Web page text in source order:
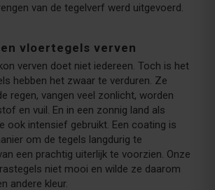
van de tegelverf werd uitgevoerd.
vloertegels verven
verven doet niet iedereen. Toch is het
hebben het zwaar te verduren. Ze
regen, vangen veel zonlicht, worden
en vuil. En in een zonnig land als
ook intensief gebruikt. Een coating is
om de tegels langdurig te
een prachtig uiterlijk te voorzien. Onze
niet mooi en wilde ze daarom
andere kleur.